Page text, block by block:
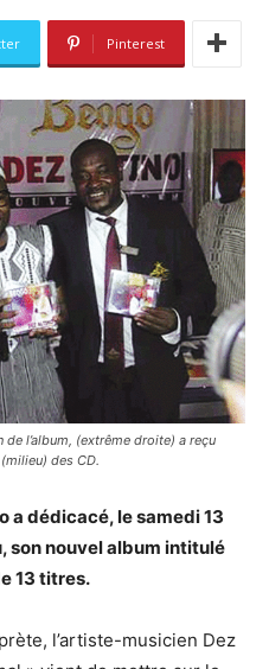
Pinterest
l’album, (extrême droite) a reçu
des CD.
a dédicacé, le samedi 13
son nouvel album intitulé
13 titres.
l’artiste-musicien Dez